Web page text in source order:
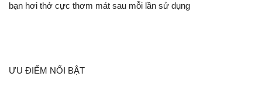
bạn hơi thở cực thơm mát sau mỗi lần sử dụng
ƯU ĐIỂM NỔI BẬT